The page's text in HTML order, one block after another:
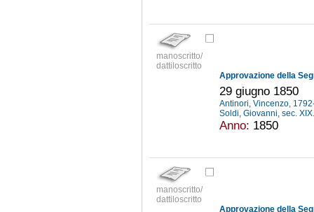
manoscritto/
dattiloscritto
29 giugno 1850
Antinori, Vincenzo,
Soldi, Giovanni, sec.
Anno: 1850
manoscritto/
dattiloscritto